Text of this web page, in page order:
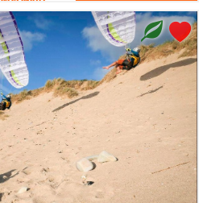
C'est parti !